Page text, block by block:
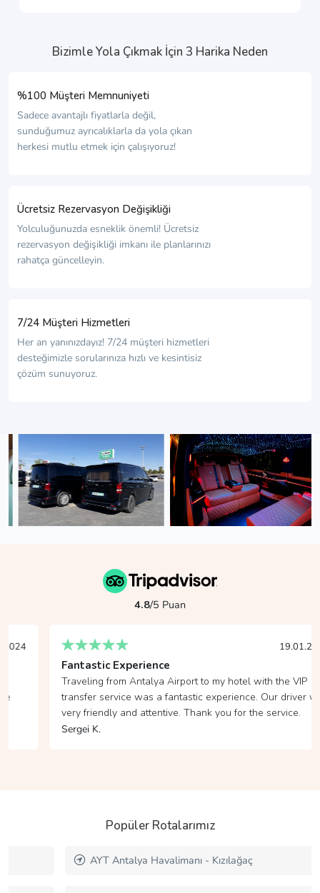
Bizimle Yola Çıkmak İçin 3 Harika Neden
%100 Müşteri Memnuniyeti
Sadece avantajlı fiyatlarla değil,
sunduğumuz ayrıcalıklarla da yola çıkan
herkesi mutlu etmek için çalışıyoruz!
Ücretsiz Rezervasyon Değişikliği
Yolculuğunuzda esneklik önemli! Ücretsiz
rezervasyon değişikliği imkanı ile planlarınızı
rahatça güncelleyin.
7/24 Müşteri Hizmetleri
Her an yanınızdayız! 7/24 müşteri hizmetleri
desteğimizle sorularınıza hızlı ve kesintisiz
çözüm sunuyoruz.
4.8/5 Puan
19.01.2024
Fantastic Experience
Traveling from Antalya Airport to my hotel with the VIP
transfer service was a fantastic experience. Our driver was
very friendly and attentive. Thank you for the service.
Sergei K.
Popüler Rotalarımız
AYT Antalya Havalimanı - Kızılağaç